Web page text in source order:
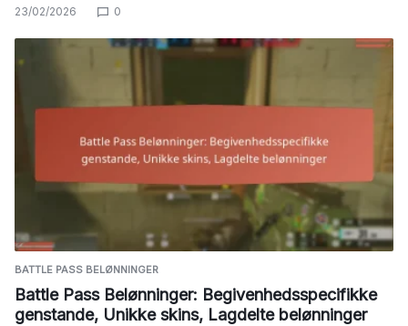
23/02/2026 0
BATTLE PASS BELØNNINGER
Battle Pass Belønninger: Begivenhedsspecifikke
genstande, Unikke skins, Lagdelte belønninger